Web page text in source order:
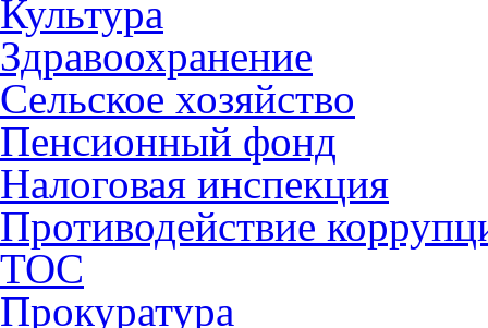
Культура
Здравоохранение
Сельское хозяйство
Пенсионный фонд
Налоговая инспекция
Противодействие
ТОС
Прокуратура